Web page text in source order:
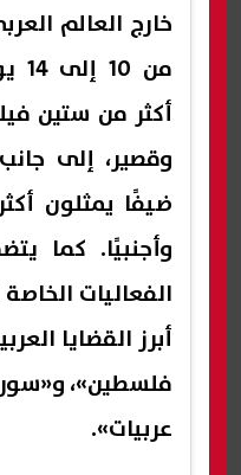
خارج العالم
أكثر من ستين
وقصير، إلى
ضيفًا يمثلون
وأجنبيًا. كما
الفعاليات
أبرز القضايا
فلسطين»،
عربيات».